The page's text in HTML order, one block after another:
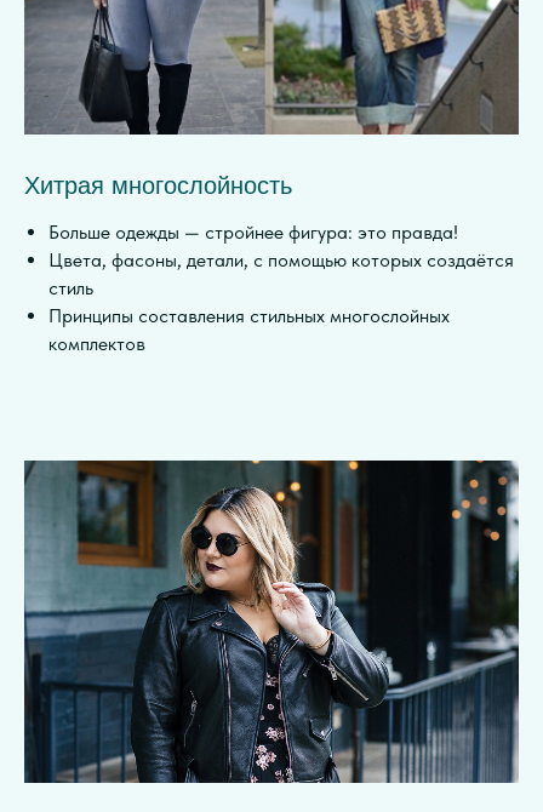
Хитрая многослойность
Больше одежды — стройнее фигура: это правда!
Цвета, фасоны, детали, с помощью которых создаётся
стиль
Принципы составления стильных многослойных
комплектов